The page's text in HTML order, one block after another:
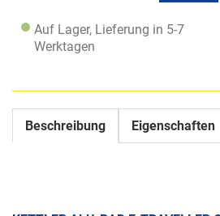
Auf Lager, Lieferung in 5-7
Werktagen
Beschreibung Eigenschaften